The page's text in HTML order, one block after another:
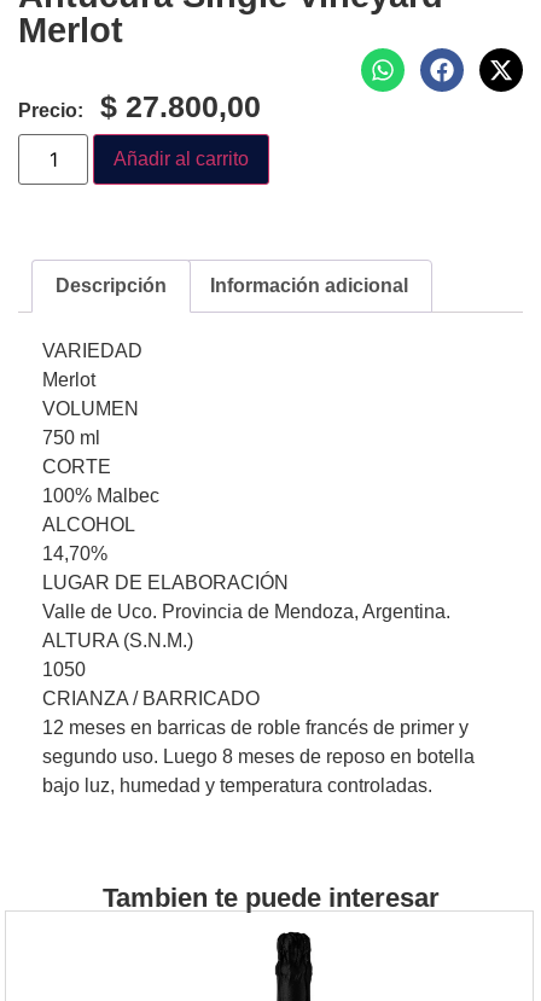
Merlot
Precio: $ 27.800,00
Añadir al carrito
Descripción Información adicional
VARIEDAD
Merlot
VOLUMEN
750 ml
CORTE
100% Malbec
ALCOHOL
14,70%
LUGAR DE ELABORACIÓN
Valle de Uco. Provincia de Mendoza, Argentina.
ALTURA (S.N.M.)
1050
CRIANZA / BARRICADO
12 meses en barricas de roble francés de primer y
segundo uso. Luego 8 meses de reposo en botella
bajo luz, humedad y temperatura controladas.
Tambien te puede interesar